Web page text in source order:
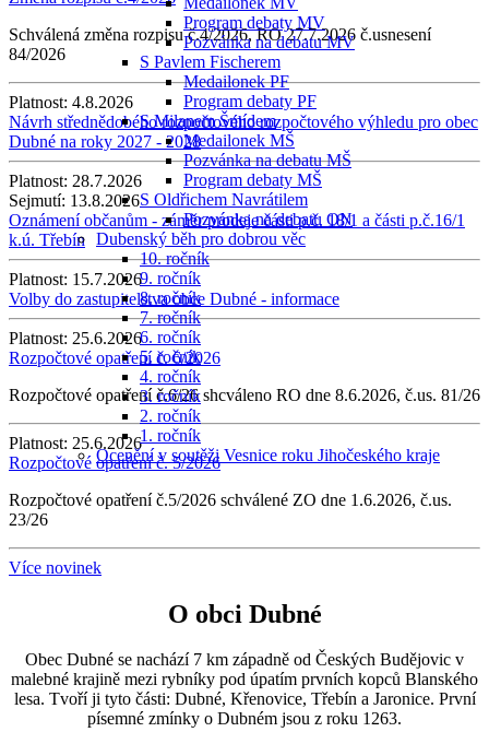
Program debaty MV
Pozvánka na debatu MV
S Pavlem Fischerem
Medailonek PF
Program debaty PF
S Milanem Šmídem
Medailonek MŠ
Pozvánka na debatu MŠ
Program debaty MŠ
S Oldřichem Navrátilem
Pozvánka na debatu ON
Dubenský běh pro dobrou věc
10. ročník
9. ročník
8. ročník
7. ročník
6. ročník
5. ročník
4. ročník
3. ročník
2. ročník
1. ročník
Ocenění v soutěži Vesnice roku Jihočeského kraje
Schválená změna rozpisu č.4/2026, RO 27.7.2026 č.usnesení
84/2026
Platnost: 4.8.2026
Návrh střednědobého rozpočtového rozpočtového výhledu pro obec
Dubné na roky 2027 - 2028
Platnost: 28.7.2026
Sejmutí: 13.8.2026
Oznámení občanům - záměr prodeje části p.č. 18/1 a části p.č.16/1
k.ú. Třebín
Platnost: 15.7.2026
Volby do zastupitelstva obce Dubné - informace
Platnost: 25.6.2026
Rozpočtové opatření č. 6/2026
Rozpočtové opatření č.6/26 shcváleno RO dne 8.6.2026, č.us. 81/26
Platnost: 25.6.2026
Rozpočtové opatření č. 5/2026
Rozpočtové opatření č.5/2026 schválené ZO dne 1.6.2026, č.us.
23/26
Více novinek
O obci Dubné
Obec Dubné se nachází 7 km západně od Českých Budějovic v
malebné krajině mezi rybníky pod úpatím prvních kopců Blanského
lesa. Tvoří ji tyto části: Dubné, Křenovice, Třebín a Jaronice. První
písemné zmínky o Dubném jsou z roku 1263.